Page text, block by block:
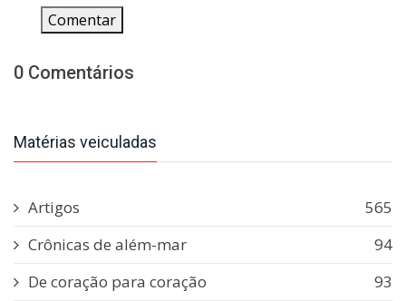
Comentar
0 Comentários
Matérias veiculadas
Artigos
565
Crônicas de além-mar
94
De coração para coração
93